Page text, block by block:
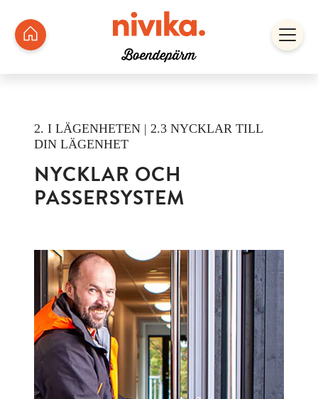
2. I LÄGENHETEN | 2.3 NYCKLAR TILL
DIN LÄGENHET
NYCKLAR OCH
PASSERSYSTEM